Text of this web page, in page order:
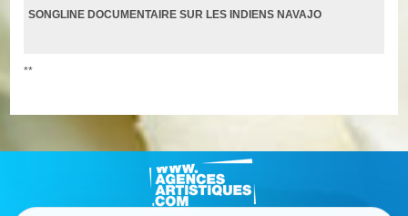
SONGLINE DOCUMENTAIRE SUR LES INDIENS NAVAJO
**